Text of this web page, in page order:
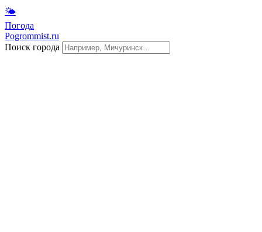
🌤
Погода
Pogrommist.ru
Поиск города